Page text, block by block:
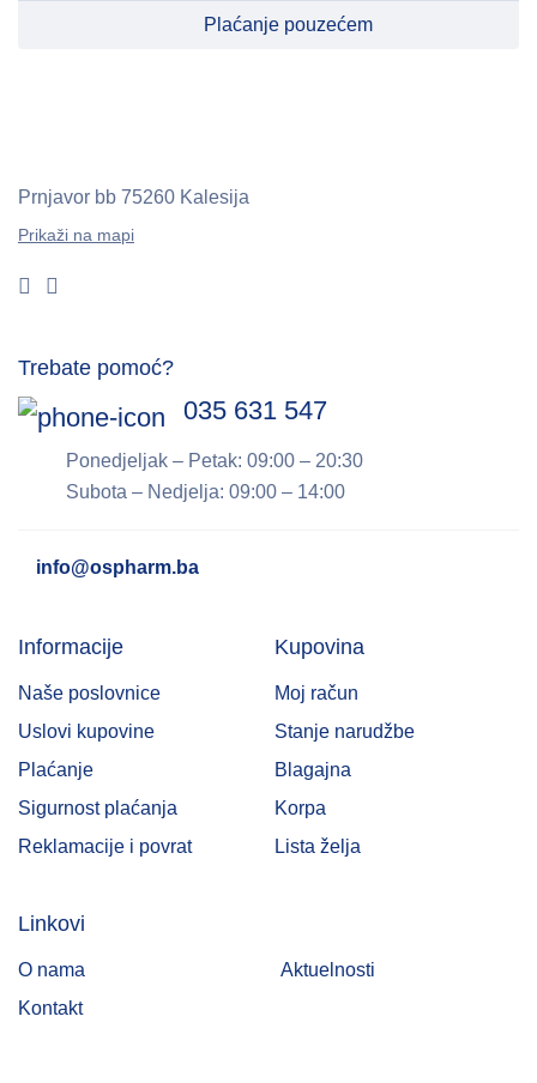
Plaćanje pouzećem
Prnjavor bb 75260 Kalesija
Prikaži na mapi
Trebate pomoć?
035 631 547
Ponedjeljak – Petak: 09:00 – 20:30
Subota – Nedjelja: 09:00 – 14:00
info@ospharm.ba
Informacije
Naše poslovnice
Uslovi kupovine
Plaćanje
Sigurnost plaćanja
Reklamacije i povrat
Kupovina
Moj račun
Stanje narudžbe
Blagajna
Korpa
Lista želja
Linkovi
O nama
Aktuelnosti
Kontakt